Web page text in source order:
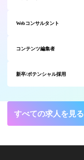
Webコンサルタント
コンテンツ編集者
新卒/ポテンシャル採用
すべての求人を見る